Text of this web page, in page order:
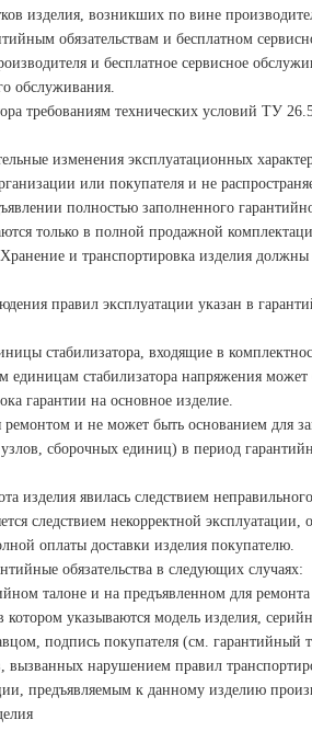
изделия, возникших по вине
обязательствам и бесплатном
и бесплатное сервисное
обслуживания.
требованиям технических условий ТУ
изменения эксплуатационных
или покупателя и не
полностью заполненного
только в полной продажной
и транспортировка изделия
правил эксплуатации указан в
стабилизатора, входящие в
единицам стабилизатора напряжения может
гарантии на основное изделие.
ремонтом и не может быть основанием для
сборочных единиц) в период
изделия явилась следствием
следствием некорректной
оплаты доставки изделия покупателю.
обязательства в следующих случаях:
талоне и на предъявленном для
котором указываются модель изделия,
подпись покупателя (см. гарантийный
вызванных нарушением правил
предъявляемым к данному изделию